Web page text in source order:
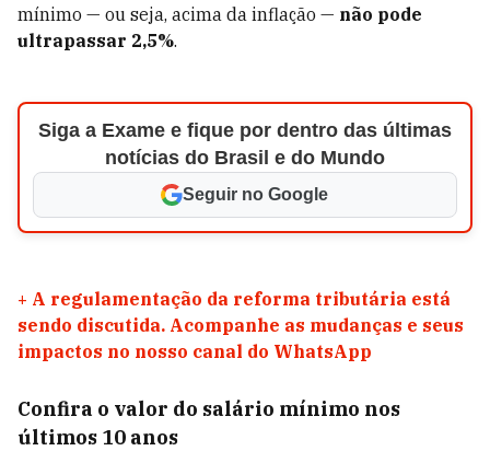
mínimo — ou seja, acima da inflação — não pode
ultrapassar 2,5%.
Siga a Exame e fique por dentro das últimas
notícias do Brasil e do Mundo
Seguir no Google
+ A regulamentação da reforma tributária está
sendo discutida. Acompanhe as mudanças e seus
impactos no nosso canal do WhatsApp
Confira o valor do salário mínimo nos
últimos 10 anos